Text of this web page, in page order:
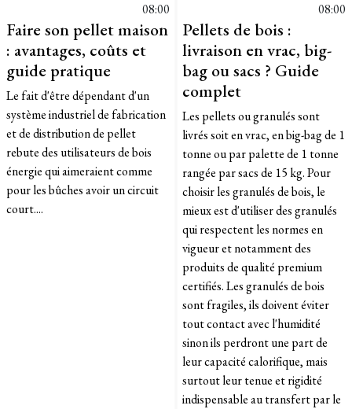
08:00
Faire son pellet maison
: avantages, coûts et
guide pratique
Le fait d'être dépendant d'un
système industriel de fabrication
et de distribution de pellet
rebute des utilisateurs de bois
énergie qui aimeraient comme
pour les bûches avoir un circuit
court....
08:00
Pellets de bois :
livraison en vrac, big-
bag ou sacs ? Guide
complet
​Les pellets ou granulés sont
livrés soit en vrac, en big-bag de 1
tonne ou par palette de 1 tonne
rangée par sacs de 15 kg. Pour
choisir les granulés de bois, le
mieux est d'utiliser des granulés
qui respectent les normes en
vigueur et notamment des
produits de qualité premium
certifiés. Les granulés de bois
sont fragiles, ils doivent éviter
tout contact avec l'humidité
sinon ils perdront une part de
leur capacité calorifique, mais
surtout leur tenue et rigidité
indispensable au transfert par le